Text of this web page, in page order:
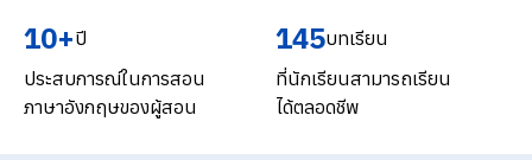
10+ปี
ประสบการณ์ในการสอน
ภาษาอังกฤษของผู้สอน
145บทเรียน
ที่นักเรียนสามารถเรียน
ได้ตลอดชีพ